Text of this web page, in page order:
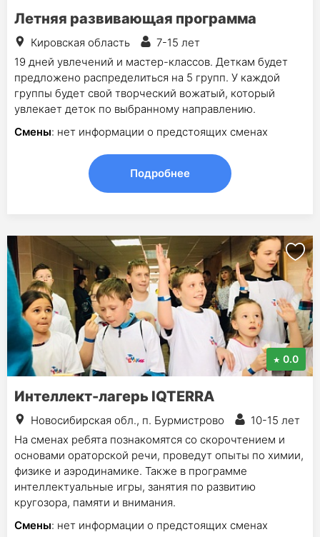
Летняя развивающая программа
Кировская область
7-15 лет
19 дней увлечений и мастер-классов. Деткам будет
предложено распределиться на 5 групп. У каждой
группы будет свой творческий вожатый, который
увлекает деток по выбранному направлению.
Смены: нет информации о предстоящих сменах
Подробнее
0.0
Интеллект-лагерь IQTERRA
Новосибирская обл., п. Бурмистрово
10-15 лет
На сменах ребята познакомятся со скорочтением и
основами ораторской речи, проведут опыты по химии,
физике и аэродинамике. Также в программе
интеллектуальные игры, занятия по развитию
кругозора, памяти и внимания.
Смены: нет информации о предстоящих сменах